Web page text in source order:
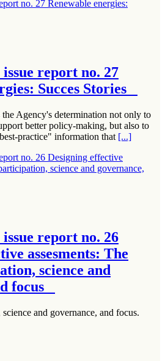
report no. 27
Succes Stories
the Agency's determination not only to
better policy-making, but also to
practice" information that [...]
report no. 26
assesments: The
science and
focus
and governance, and focus.